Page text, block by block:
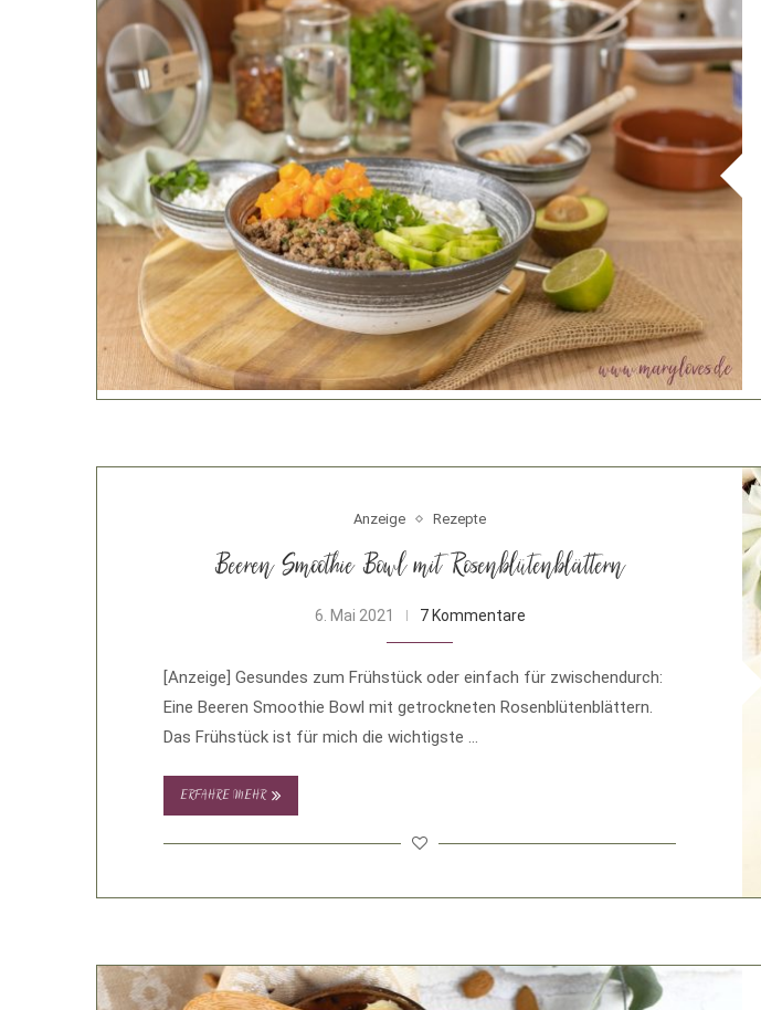
Anzeige Rezepte
Beeren Smoothie Bowl mit Rosenblütenblättern
6. Mai 2021 7 Kommentare
[Anzeige] Gesundes zum Frühstück oder einfach für zwischendurch:
Eine Beeren Smoothie Bowl mit getrockneten Rosenblütenblättern.
Das Frühstück ist für mich die wichtigste …
ERFAHRE MEHR